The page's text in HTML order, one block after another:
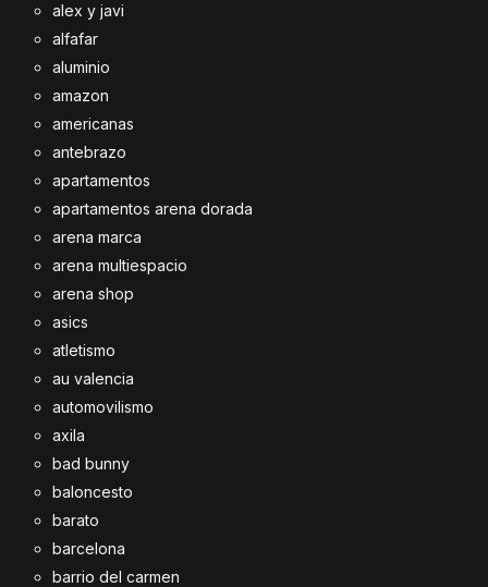
alex y javi
alfafar
aluminio
amazon
americanas
antebrazo
apartamentos
apartamentos arena dorada
arena marca
arena multiespacio
arena shop
asics
atletismo
au valencia
automovilismo
axila
bad bunny
baloncesto
barato
barcelona
barrio del carmen